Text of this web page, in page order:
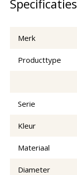
Specificaties
Merk
Producttype
Serie
Kleur
Materiaal
Diameter